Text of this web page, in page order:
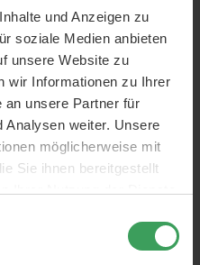
und Anzeigen zu
soziale Medien anbieten
unsere Website zu
wir Informationen zu Ihrer
an unsere Partner für
Analysen weiter. Unsere
möglicherweise mit
Sie ihnen bereitgestellt
und verwenden so
oder pflanzlichen
für das Recycling von
ihres Rohstoffverbrauchs.
Bio-Zutaten
aus französischen
und Burgund. Die
sind Bio-Traubenwasser,
Argan, Borretsch,
mit einer Reihe von